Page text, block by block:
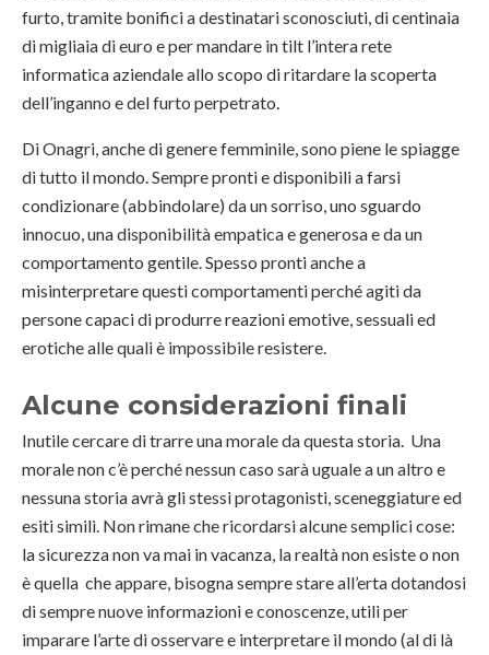
furto, tramite bonifici a destinatari sconosciuti, di centinaia
di migliaia di euro e per mandare in tilt l’intera rete
informatica aziendale allo scopo di ritardare la scoperta
dell’inganno e del furto perpetrato.
Di Onagri, anche di genere femminile, sono piene le spiagge
di tutto il mondo. Sempre pronti e disponibili a farsi
condizionare (abbindolare) da un sorriso, uno sguardo
innocuo, una disponibilità empatica e generosa e da un
comportamento gentile. Spesso pronti anche a
misinterpretare questi comportamenti perché agiti da
persone capaci di produrre reazioni emotive, sessuali ed
erotiche alle quali è impossibile resistere.
Alcune considerazioni finali
Inutile cercare di trarre una morale da questa storia. Una
morale non c’è perché nessun caso sarà uguale a un altro e
nessuna storia avrà gli stessi protagonisti, sceneggiature ed
esiti simili. Non rimane che ricordarsi alcune semplici cose:
la sicurezza non va mai in vacanza, la realtà non esiste o non
è quella che appare, bisogna sempre stare all’erta dotandosi
di sempre nuove informazioni e conoscenze, utili per
imparare l’arte di osservare e interpretare il mondo (al di là